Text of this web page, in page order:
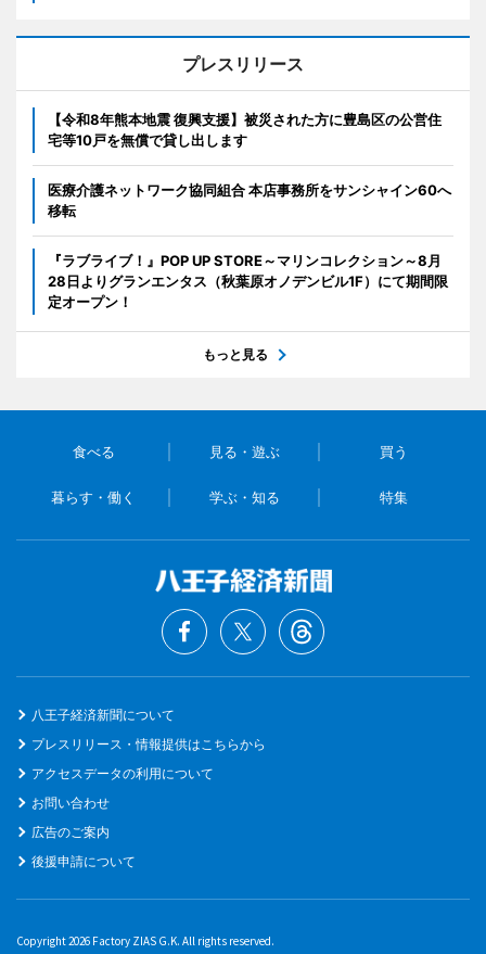
プレスリリース
【令和8年熊本地震 復興支援】被災された方に豊島区の公営住
宅等10戸を無償で貸し出します
医療介護ネットワーク協同組合 本店事務所をサンシャイン60へ
移転
『ラブライブ！』POP UP STORE～マリンコレクション～8月
28日よりグランエンタス（秋葉原オノデンビル1F）にて期間限
定オープン！
もっと見る
食べる 見る・遊ぶ 買う
暮らす・働く 学ぶ・知る 特集
八王子経済新聞について
プレスリリース・情報提供はこちらから
アクセスデータの利用について
お問い合わせ
広告のご案内
後援申請について
Copyright 2026 Factory ZIAS G.K. All rights reserved.